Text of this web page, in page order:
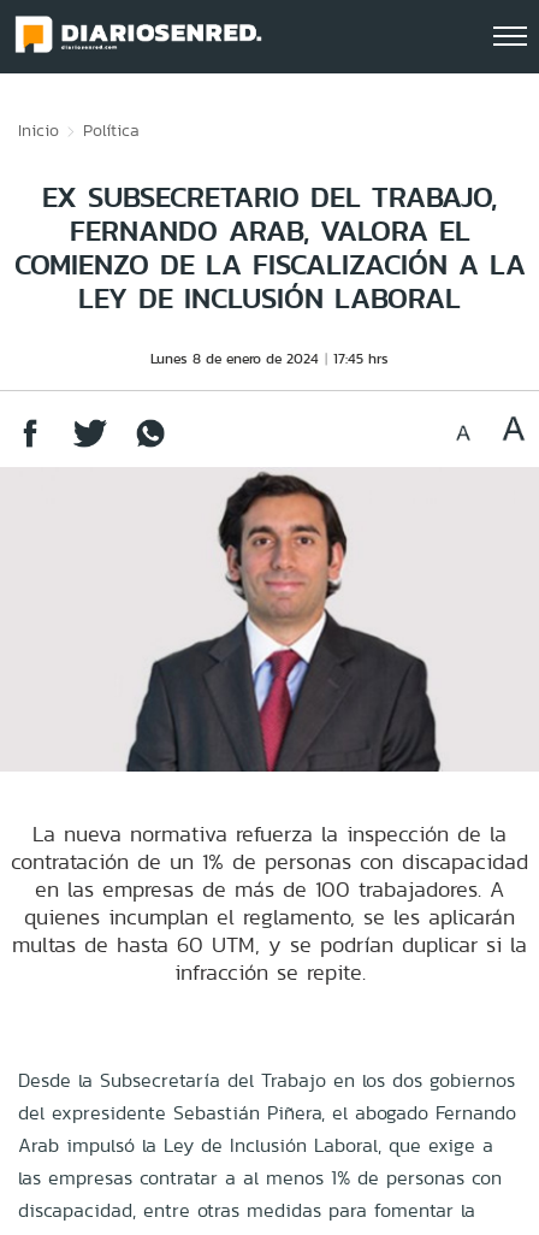
Inicio Política
EX SUBSECRETARIO DEL TRABAJO,
FERNANDO ARAB, VALORA EL
COMIENZO DE LA FISCALIZACIÓN A LA
LEY DE INCLUSIÓN LABORAL
Lunes 8 de enero de 2024 17:45 hrs
La nueva normativa refuerza la inspección de la
contratación de un 1% de personas con discapacidad
en las empresas de más de 100 trabajadores. A
quienes incumplan el reglamento, se les aplicarán
multas de hasta 60 UTM, y se podrían duplicar si la
infracción se repite.
Desde la Subsecretaría del Trabajo en los dos gobiernos
del expresidente Sebastián Piñera, el abogado Fernando
Arab impulsó la Ley de Inclusión Laboral, que exige a
las empresas contratar a al menos 1% de personas con
discapacidad, entre otras medidas para fomentar la